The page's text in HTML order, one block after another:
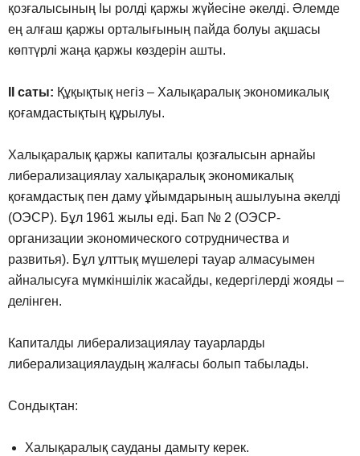
қозғалысының Iы ролді қаржы жүйесіне әкелді. Әлемде
ең алғаш қаржы орталығының пайда болуы ақшасы
көптүрлі жаңа қаржы көздерін ашты.
II саты: Құқықтық негіз – Халықаралық экономикалық
қоғамдастықтың құрылуы.
Халықаралық қаржы капиталы қозғалысын арнайы
либерализациялау халықаралық экономикалық
қоғамдастық пен даму ұйымдарының ашылуына әкелді
(ОЭСР). Бұл 1961 жылы еді. Бап № 2 (ОЭСР-
организации экономического сотрудничества и
развитья). Бұл ұлттық мүшелері тауар алмасуымен
айналысуға мүмкіншілік жасайды, кедергілерді жояды –
делінген.
Капиталды либерализациялау тауарларды
либерализациялаудың жалғасы болып табылады.
Сондықтан:
Халықаралық сауданы дамыту керек.